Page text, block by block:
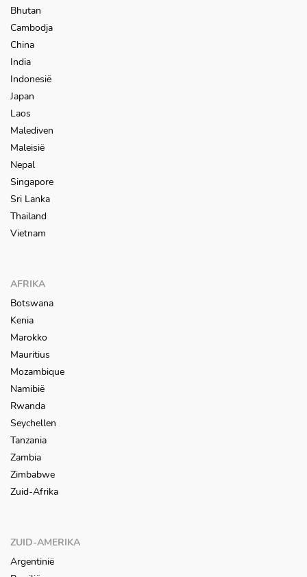
Bhutan
Cambodja
China
India
Indonesië
Japan
Laos
Malediven
Maleisië
Nepal
Singapore
Sri Lanka
Thailand
Vietnam
AFRIKA
Botswana
Kenia
Marokko
Mauritius
Mozambique
Namibië
Rwanda
Seychellen
Tanzania
Zambia
Zimbabwe
Zuid-Afrika
ZUID-AMERIKA
Argentinië